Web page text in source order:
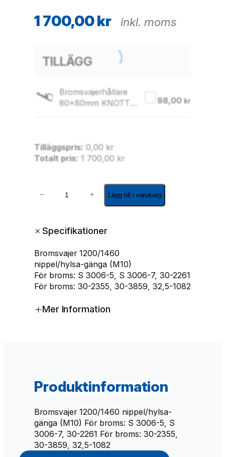
1 700,00kr inkl. moms
TILLÄGG
Bromsvajerhållare
80x80mm KNOTT
98,00 kr
Tilläggspris: 0,00 kr
Totalt pris: 1 700,00 kr
s
a
j
e
r
N
0
1
4
6
0
m
− + Lägg till i varukorg
+Specifikationer
Bromsvajer 1200/1460
nippel/hylsa-gänga (M10)
För broms: S 3006-5, S 3006-7, 30-2261
För broms: 30-2355, 30-3859, 32,5-1082
+Mer Information
Produktinformation
Bromsvajer 1200/1460 nippel/hylsa-
gänga (M10) För broms: S 3006-5, S
3006-7, 30-2261 För broms: 30-2355,
30-3859, 32,5-1082